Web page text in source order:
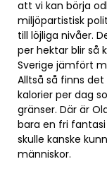
att vi kan börja
miljöpartistisk
till löjliga nivåer.
per hektar blir så
Sverige jämfört
Alltså så finns
kalorier per dag
gränser. Där är
bara en fri
skulle kanske
människor.